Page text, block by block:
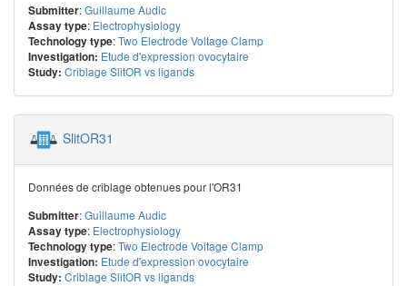
Submitter:Guillaume Audic
Assay type: Electrophysiology
Technology type:Two Electrode Voltage Clamp
Investigation: Etude d'expression ovocytaire
Study: Criblage SlitOR vs ligands
SlitOR31
Données de criblage obtenues pour l'OR31
Submitter:Guillaume Audic
Assay type: Electrophysiology
Technology type:Two Electrode Voltage Clamp
Investigation: Etude d'expression ovocytaire
Study: Criblage SlitOR vs ligands